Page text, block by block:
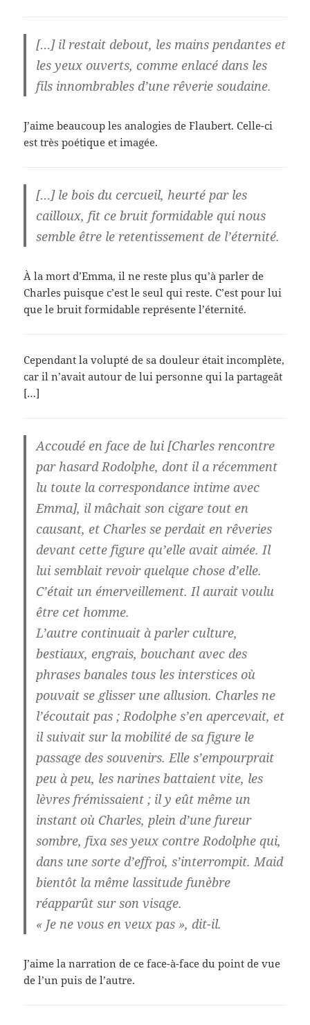
[…] il restait debout, les mains pendantes et
les yeux ouverts, comme enlacé dans les
fils innombrables d’une rêverie soudaine.
J’aime beaucoup les analogies de Flaubert. Celle-ci
est très poétique et imagée.
[…] le bois du cercueil, heurté par les
cailloux, fit ce bruit formidable qui nous
semble être le retentissement de l’éternité.
À la mort d’Emma, il ne reste plus qu’à parler de
Charles puisque c’est le seul qui reste. C’est pour lui
que le bruit formidable représente l’éternité.
Cependant la volupté de sa douleur était incomplète,
car il n’avait autour de lui personne qui la partageât
[…]
Accoudé en face de lui [Charles rencontre
par hasard Rodolphe, dont il a récemment
lu toute la correspondance intime avec
Emma], il mâchait son cigare tout en
causant, et Charles se perdait en rêveries
devant cette figure qu’elle avait aimée. Il
lui semblait revoir quelque chose d’elle.
C’était un émerveillement. Il aurait voulu
être cet homme.
L’autre continuait à parler culture,
bestiaux, engrais, bouchant avec des
phrases banales tous les interstices où
pouvait se glisser une allusion. Charles ne
l’écoutait pas ; Rodolphe s’en apercevait, et
il suivait sur la mobilité de sa figure le
passage des souvenirs. Elle s’empourprait
peu à peu, les narines battaient vite, les
lèvres frémissaient ; il y eût même un
instant où Charles, plein d’une fureur
sombre, fixa ses yeux contre Rodolphe qui,
dans une sorte d’effroi, s’interrompit. Maid
bientôt la même lassitude funèbre
réapparût sur son visage.
« Je ne vous en veux pas », dit-il.
J’aime la narration de ce face-à-face du point de vue
de l’un puis de l’autre.